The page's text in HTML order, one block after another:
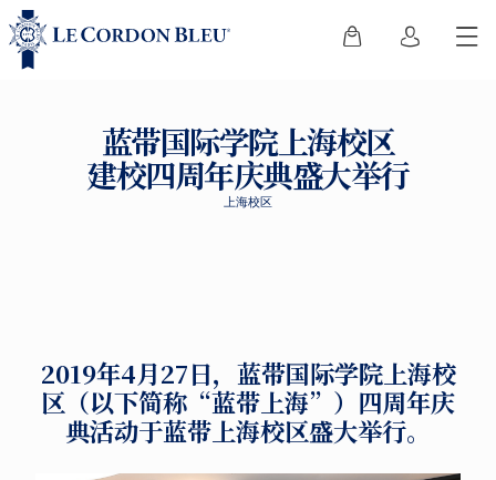
蓝带国际学院上海校区
建校四周年庆典盛大举行
上海校区
2019年4月27日，蓝带国际学院上海校
区（以下简称“蓝带上海”）四周年庆
典活动于蓝带上海校区盛大举行。